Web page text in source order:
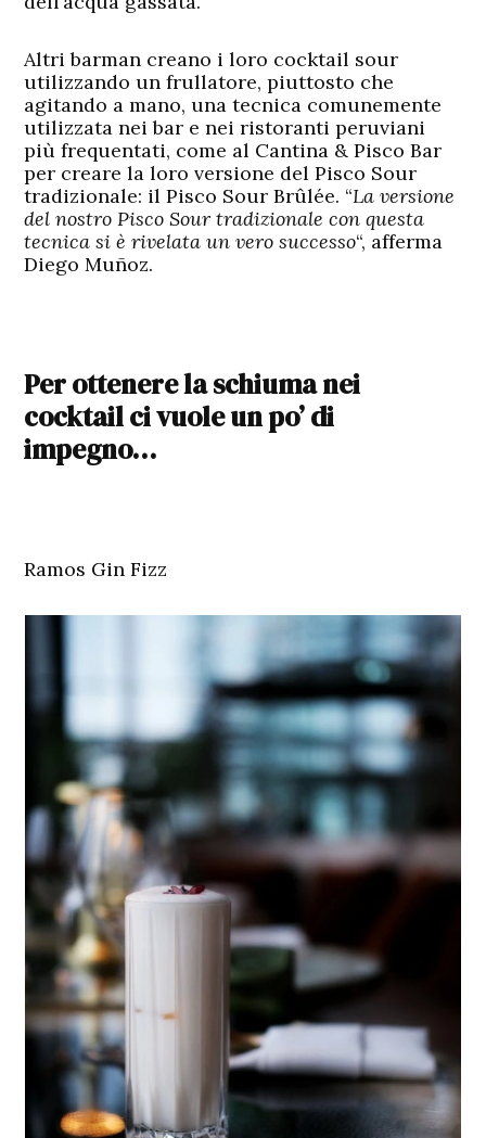
Altri barman creano i loro cocktail sour
utilizzando un frullatore, piuttosto che
agitando a mano, una tecnica comunemente
utilizzata nei bar e nei ristoranti peruviani
più frequentati, come al Cantina & Pisco Bar
per creare la loro versione del Pisco Sour
tradizionale: il Pisco Sour Brûlée. “La versione
del nostro Pisco Sour tradizionale con questa
tecnica si è rivelata un vero successo“, afferma
Diego Muñoz.
Per ottenere la schiuma nei
cocktail ci vuole un po’ di
impegno…
Ramos Gin Fizz